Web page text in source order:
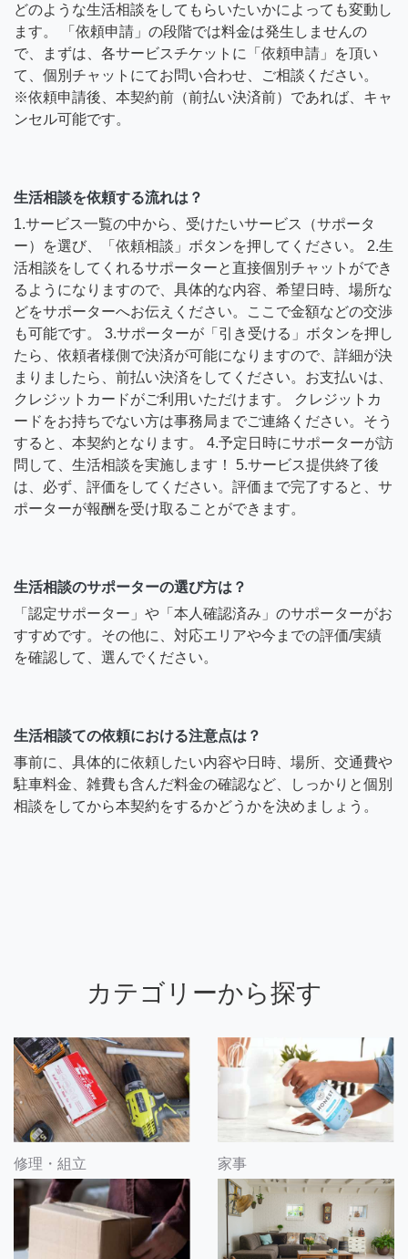
どのような生活相談をしてもらいたいかによっても変動し
ます。 「依頼申請」の段階では料金は発生しませんの
で、まずは、各サービスチケットに「依頼申請」を頂い
て、個別チャットにてお問い合わせ、ご相談ください。
※依頼申請後、本契約前（前払い決済前）であれば、キャ
ンセル可能です。
生活相談を依頼する流れは？
1.サービス一覧の中から、受けたいサービス（サポータ
ー）を選び、「依頼相談」ボタンを押してください。 2.生
活相談をしてくれるサポーターと直接個別チャットができ
るようになりますので、具体的な内容、希望日時、場所な
どをサポーターへお伝えください。ここで金額などの交渉
も可能です。 3.サポーターが「引き受ける」ボタンを押し
たら、依頼者様側で決済が可能になりますので、詳細が決
まりましたら、前払い決済をしてください。お支払いは、
クレジットカードがご利用いただけます。 クレジットカ
ードをお持ちでない方は事務局までご連絡ください。そう
すると、本契約となります。 4.予定日時にサポーターが訪
問して、生活相談を実施します！ 5.サービス提供終了後
は、必ず、評価をしてください。評価まで完了すると、サ
ポーターが報酬を受け取ることができます。
生活相談のサポーターの選び方は？
「認定サポーター」や「本人確認済み」のサポーターがお
すすめです。その他に、対応エリアや今までの評価/実績
を確認して、選んでください。
生活相談ての依頼における注意点は？
事前に、具体的に依頼したい内容や日時、場所、交通費や
駐車料金、雑費も含んだ料金の確認など、しっかりと個別
相談をしてから本契約をするかどうかを決めましょう。
カテゴリーから探す
修理・組立 家事